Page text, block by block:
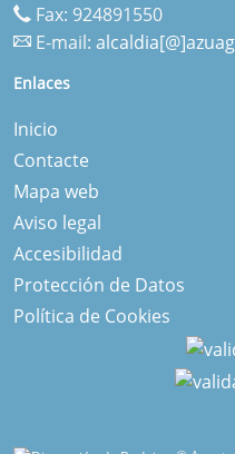
Fax: 924891550
E-mail:
Enlaces
Inicio
Contacte
Mapa web
Aviso legal
Accesibilidad
Protección de Datos
Política de Cookies